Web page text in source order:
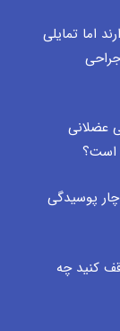
اما تمایلی
عضلانی
است؟
پوسیدگی
کنید چه